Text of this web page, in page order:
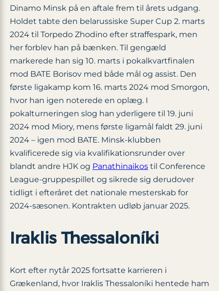
Dinamo Minsk på en aftale frem til årets udgang.
Holdet tabte den belarussiske Super Cup 2. marts
2024 til Torpedo Zhodino efter straffespark, men
her forblev han på bænken. Til gengæld
markerede han sig 10. marts i pokalkvartfinalen
mod BATE Borisov med både mål og assist. Den
første ligakamp kom 16. marts 2024 mod Smorgon,
hvor han igen noterede en oplæg. I
pokalturneringen slog han yderligere til 19. juni
2024 mod Miory, mens første ligamål faldt 29. juni
2024 – igen mod BATE. Minsk-klubben
kvalificerede sig via kvalifikationsrunder over
blandt andre HJK og Panathinaikos til Conference
League-gruppespillet og sikrede sig derudover
tidligt i efteråret det nationale mesterskab for
2024-sæsonen. Kontrakten udløb januar 2025.
Iraklis Thessaloníki
Kort efter nytår 2025 fortsatte karrieren i
Grækenland, hvor Iraklis Thessaloníki hentede ham